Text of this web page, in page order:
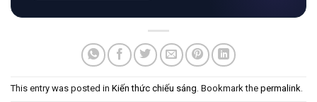
This entry was posted in Kiến thức chiếu sáng. Bookmark the permalink.